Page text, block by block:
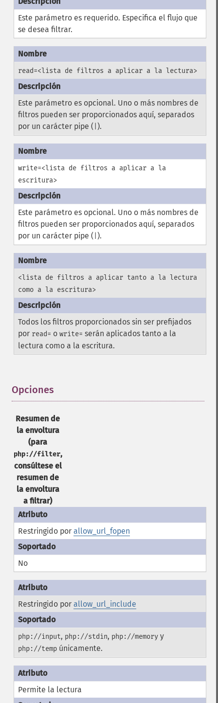
Este parámetro es requerido. Especifica el flujo que
se desea filtrar.
read=<lista de filtros a aplicar a la lectura>
Este parámetro es opcional. Uno o más nombres de
filtros pueden ser proporcionados aquí, separados
por un carácter pipe ( ).
write=<lista de filtros a aplicar a la
escritura>
Este parámetro es opcional. Uno o más nombres de
filtros pueden ser proporcionados aquí, separados
por un carácter pipe ( ).
<lista de filtros a aplicar tanto a la lectura
como a la escritura>
Todos los filtros proporcionados sin ser prefijados
por read= o write= serán aplicados tanto a la
lectura como a la escritura.
Opciones
Resumen de
la envoltura
(para
php://filter,
consúltese el
resumen de
la envoltura
a filtrar)
Restringido por allow_url_fopen
No
Restringido por allow_url_include
php://input, php://stdin, php://memoryy
php://tempúnicamente.
Permite la lectura